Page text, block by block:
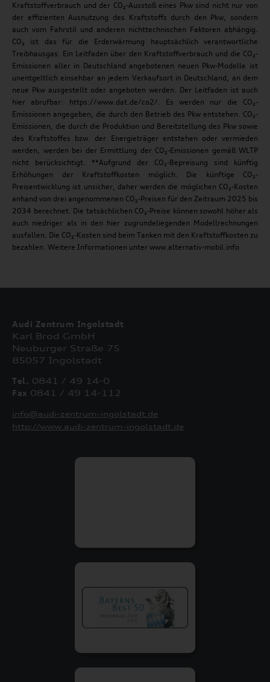
Kraftstoffverbrauch und der CO₂-Ausstoß eines Pkw sind nicht nur von
der effizienten Ausnutzung des Kraftstoffs durch den Pkw, sondern
auch vom Fahrstil und anderen nichttechnischen Faktoren abhängig.
CO₂ ist das für die Erderwärmung hauptsächlich verantwortliche
Treibhausgas. Ein Leitfaden über den Kraftstoffverbrauch und die CO₂-
Emissionen aller in Deutschland angebotenen neuen Pkw-Modelle ist
unentgeltlich einsehbar an jedem Verkaufsort in Deutschland, an dem
neue Pkw ausgestellt oder angeboten werden. Der Leitfaden ist auch
hier abrufbar: https://www.dat.de/co2/. Es werden nur die CO₂-
Emissionen angegeben, die durch den Betrieb des Pkw entstehen. CO₂-
Emissionen, die durch die Produktion und Bereitstellung des Pkw sowie
des Kraftstoffes bzw. der Energieträger entstehen oder vermieden
werden, werden bei der Ermittlung der CO₂-Emissionen gemäß WLTP
nicht berücksichtigt. **Aufgrund der CO₂-Bepreisung sind künftig
Erhöhungen der Kraftstoffkosten möglich. Die künftige CO₂-
Preisentwicklung ist unsicher, daher werden die möglichen CO₂-Kosten
anhand von drei angenommenen CO₂-Preisen für den Zeitraum 2025 bis
2034 berechnet. Die tatsächlichen CO₂-Preise können sowohl höher als
auch niedriger als in den hier zugrundeliegenden Modellrechnungen
ausfallen. Die CO₂-Kosten sind beim Tanken mit den Kraftstoffkosten zu
bezahlen. Weitere Informationen unter www.alternativ-mobil.info
Audi Zentrum Ingolstadt
Karl Brod GmbH
Neuburger Straße 75
85057 Ingolstadt
Tel. 0841 / 49 14-0
Fax 0841 / 49 14-112
info@audi-zentrum-ingolstadt.de
http://www.audi-zentrum-ingolstadt.de